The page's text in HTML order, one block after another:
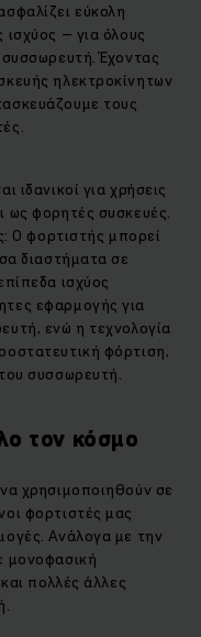
εύκολη
– για όλους
Έχοντας
ηλεκτροκίνητων
τους
ιδανικοί για χρήσεις
ως φορητές συσκευές.
Ο φορτιστής μπορεί
διαστήματα σε
ισχύος
εφαρμογής για
ενώ η τεχνολογία
φόρτιση,
συσσωρευτή.
τον κόσμο
χρησιμοποιηθούν σε
φορτιστές μας
Ανάλογα με την
μονοφασική
πολλές άλλες